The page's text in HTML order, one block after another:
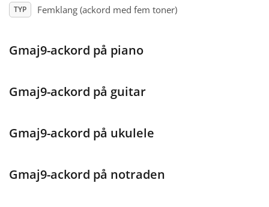
Português
TYP Femklang (ackord med fem toner)
Gmaj9-ackord på piano
Gmaj9-ackord på guitar
Gmaj9-ackord på ukulele
Gmaj9-ackord på notraden